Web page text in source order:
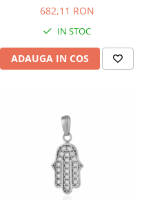
transparenta
682,11 RON
IN STOC
ADAUGA IN COS